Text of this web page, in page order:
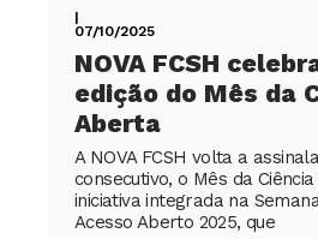
|
07/10/2025
NOVA FCSH
edição do Mês da
Aberta
A NOVA FCSH volta a
consecutivo, o Mês da
iniciativa integrada na
Acesso Aberto 2025, que